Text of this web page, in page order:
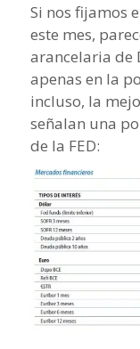
Si nos fijamos
este mes,
arancelaria de
apenas en la
incluso, la
señalan una
de la FED: